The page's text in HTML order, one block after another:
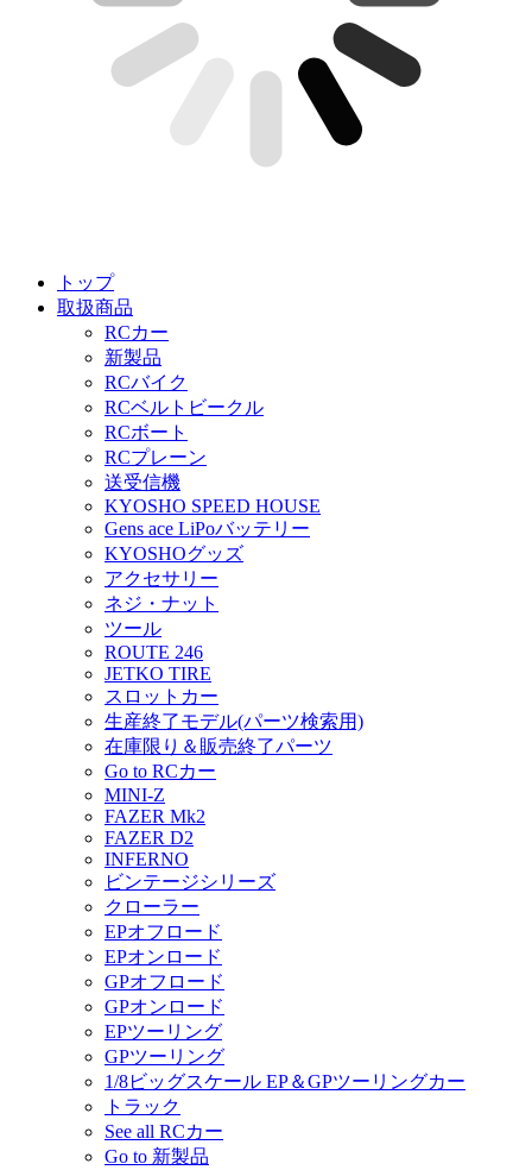
トップ
取扱商品
RCカー
新製品
RCバイク
RCベルトビークル
RCボート
RCプレーン
送受信機
KYOSHO SPEED HOUSE
Gens ace LiPoバッテリー
KYOSHOグッズ
アクセサリー
ネジ・ナット
ツール
ROUTE 246
JETKO TIRE
スロットカー
生産終了モデル(パーツ検索用)
在庫限り＆販売終了パーツ
Go to RCカー
MINI-Z
FAZER Mk2
FAZER D2
INFERNO
ビンテージシリーズ
クローラー
EPオフロード
EPオンロード
GPオフロード
GPオンロード
EPツーリング
GPツーリング
1/8ビッグスケール EP＆GPツーリングカー
トラック
See all RCカー
Go to 新製品